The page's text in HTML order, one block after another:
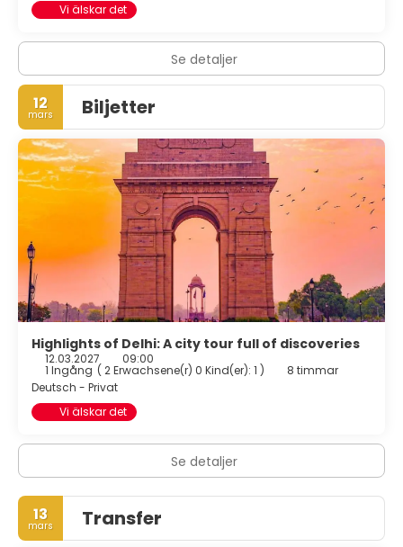
Vi älskar det
Se detaljer
12
mars Biljetter
Highlights of Delhi: A city tour full of discoveries
12.03.2027 09:00
1 Ingång ( 2 Erwachsene(r) 0 Kind(er): 1 )
8 timmar
Deutsch - Privat
Vi älskar det
Se detaljer
13
mars Transfer